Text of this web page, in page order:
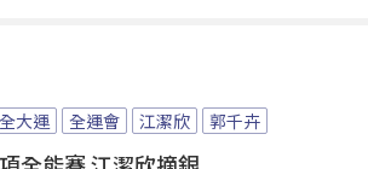
全大運 全運會 江潔欣 郭千卉